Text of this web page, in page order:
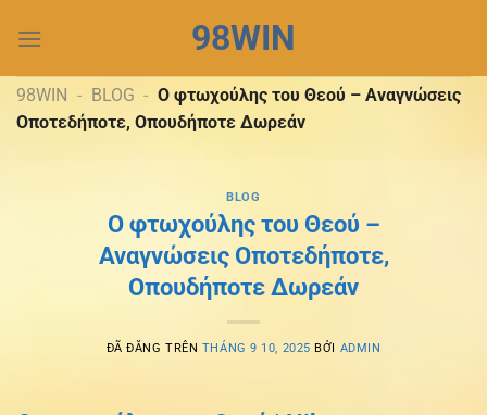
đến
dung
98WIN
98WIN - BLOG - Ο φτωχούλης του Θεού – Αναγνώσεις
Οποτεδήποτε, Οπουδήποτε Δωρεάν
BLOG
Ο φτωχούλης του Θεού –
Αναγνώσεις Οποτεδήποτε,
Οπουδήποτε Δωρεάν
ĐÃ ĐĂNG TRÊN THÁNG 9 10, 2025 BỞI ADMIN